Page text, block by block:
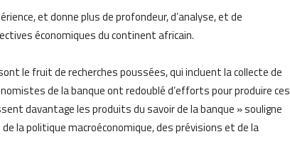
et donne plus de profondeur, d’analyse, et de
économiques du continent africain.
le fruit de recherches poussées, qui incluent la collecte de
de la banque ont redoublé d’efforts pour produire ces
davantage les produits du savoir de la banque » souligne
la politique macroéconomique, des prévisions et de la